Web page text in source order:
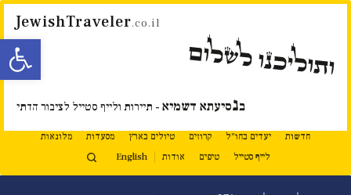
פתח
JewishTraveler.co.il
ותוליכנו לשלום
בנסיעתא דשמיא - תיירות ולייף סטייל לציבור הדתי
חדשות יעדים בחו"ל קרוזים טיולים בארץ מסעדות
מלונאות
לייף סטייל
טיפים אודות English